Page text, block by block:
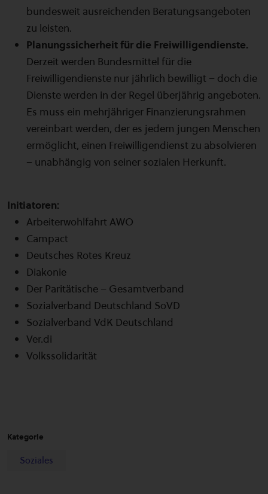
bundesweit ausreichenden Beratungsangeboten
zu leisten.
Planungssicherheit für die Freiwilligendienste.
Derzeit werden Bundesmittel für die
Freiwilligendienste nur jährlich bewilligt – doch die
Dienste werden in der Regel überjährig angeboten.
Es muss ein mehrjähriger Finanzierungsrahmen
vereinbart werden, der es jedem jungen Menschen
ermöglicht, einen Freiwilligendienst zu absolvieren
– unabhängig von seiner sozialen Herkunft.
Initiatoren:
Arbeiterwohlfahrt AWO
Campact
Deutsches Rotes Kreuz
Diakonie
Der Paritätische – Gesamtverband
Sozialverband Deutschland SoVD
Sozialverband VdK Deutschland
Ver.di
Volkssolidarität
Kategorie
Soziales